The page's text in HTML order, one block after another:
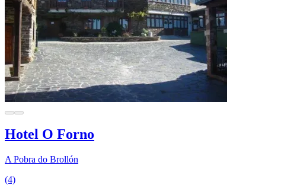
Hotel O Forno
A Pobra do Brollón
(4)